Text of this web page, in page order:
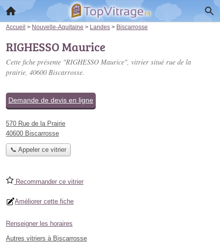
Accueil > Nouvelle-Aquitaine > Landes > Biscarrosse
RIGHESSO Maurice
Cette fiche présente "RIGHESSO Maurice", vitrier situé rue de la
prairie, 40600 Biscarrosse.
Demande de devis en ligne
570 Rue de la Prairie
40600 Biscarrosse
📞 Appeler ce vitrier
Recommander ce vitrier
Améliorer cette fiche
Renseigner les horaires
Autres vitriers à Biscarrosse